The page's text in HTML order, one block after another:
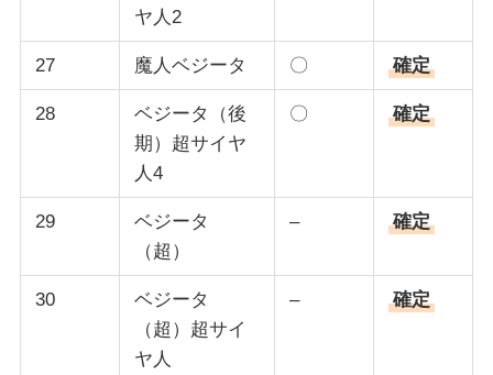
ヤ人2
27 魔人ベジータ 〇 確定
28
ベジータ（後
期）超サイヤ
人4
〇 確定
29
ベジータ
（超）
– 確定
30
ベジータ
（超）超サイ
ヤ人
– 確定